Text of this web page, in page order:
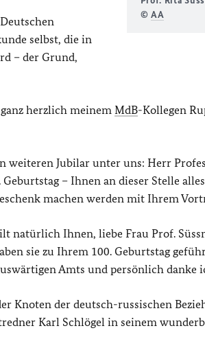
© AA
selbst, die in
– der Grund,
herzlich meinem MdB-Kollegen
Jubilar unter uns: Herr
– Ihnen an dieser Stelle
machen werden mit Ihrem
natürlich Ihnen, liebe Frau Prof.
sie zu Ihrem 100. Geburtstag
Amts und persönlich
Knoten der deutsch-russischen
Karl Schlögel in seinem